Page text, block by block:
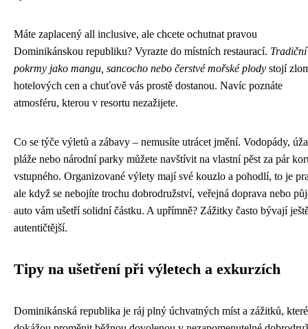
Máte zaplacený all inclusive, ale chcete ochutnat pravou
Dominikánskou republiku? Vyrazte do místních restaurací. Tradiční
pokrmy jako mangu, sancocho nebo čerstvé mořské plody stojí
hotelových cen a chuťově vás prostě dostanou. Navíc poznáte
atmosféru, kterou v resortu nezažijete.
Co se týče výletů a zábavy – nemusíte utrácet jmění. Vodopády,
pláže nebo národní parky můžete navštívit na vlastní pěst za pár
vstupného. Organizované výlety mají své kouzlo a pohodlí, to je
ale když se nebojíte trochu dobrodružství, veřejná doprava nebo
auto vám ušetří solidní částku. A upřímně? Zážitky často bývají
autentičtější.
Tipy na ušetření při výletech a exkurzích
Dominikánská republika je ráj plný úchvatných míst a zážitků, které